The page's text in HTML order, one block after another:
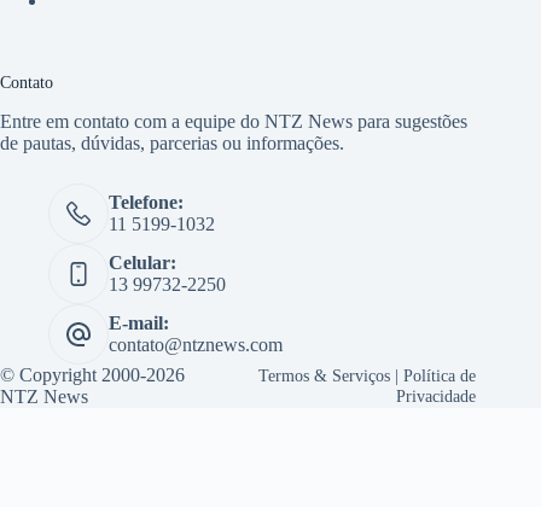
Contato
Entre em contato com a equipe do NTZ News para sugestões
de pautas, dúvidas, parcerias ou informações.
Telefone:
11 5199-1032
Celular:
13 99732-2250
E-mail:
contato@ntznews.com
© Copyright 2000-2026
NTZ News
Termos & Serviços |Política de
Privacidade